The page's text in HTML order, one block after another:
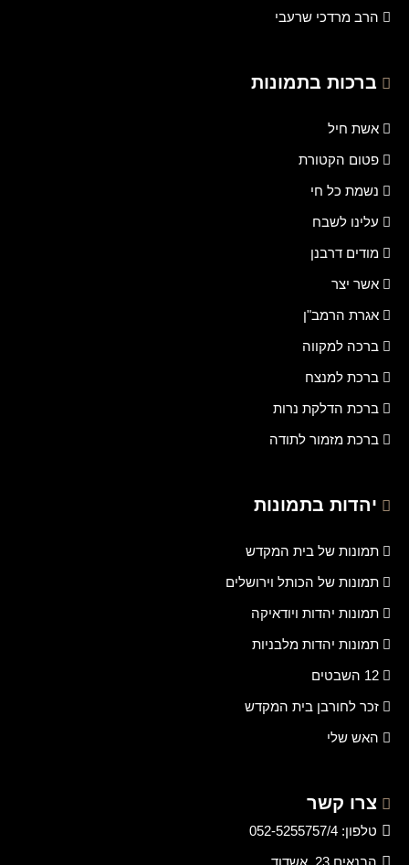
הרב מרדכי שרעבי
ברכות בתמונות
אשת חיל
פטום הקטורת
נשמת כל חי
עלינו לשבח
מודים דרבנן
אשר יצר
אגרת הרמב"ן
ברכה למקווה
ברכת למנצח
ברכת הדלקת נרות
ברכת מזמור לתודה
יהדות בתמונות
תמונות של בית המקדש
תמונות של הכותל וירושלים
תמונות יהדות ויודאיקה
תמונות יהדות מלבניות
12 השבטים
זכר לחורבן בית המקדש
האש שלי
צרו קשר
טלפון: 052-5255757/4
הבנאים 23, אשדוד